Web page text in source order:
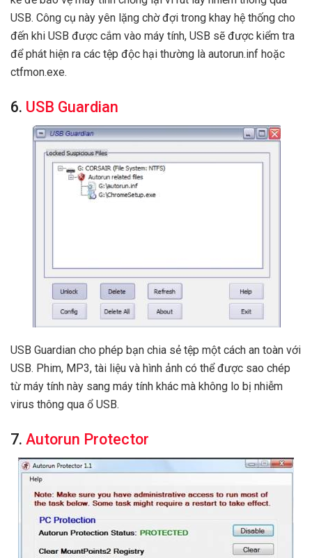
USB. Công cụ này yên lặng chờ đợi trong khay hệ thống cho
đến khi USB được cắm vào máy tính, USB sẽ được kiểm tra
để phát hiện ra các tệp độc hại thường là autorun.inf hoặc
ctfmon.exe.
6. USB Guardian
USB Guardian cho phép bạn chia sẻ tệp một cách an toàn với
USB. Phim, MP3, tài liệu và hình ảnh có thể được sao chép
từ máy tính này sang máy tính khác mà không lo bị nhiễm
virus thông qua ổ USB.
7. Autorun Protector